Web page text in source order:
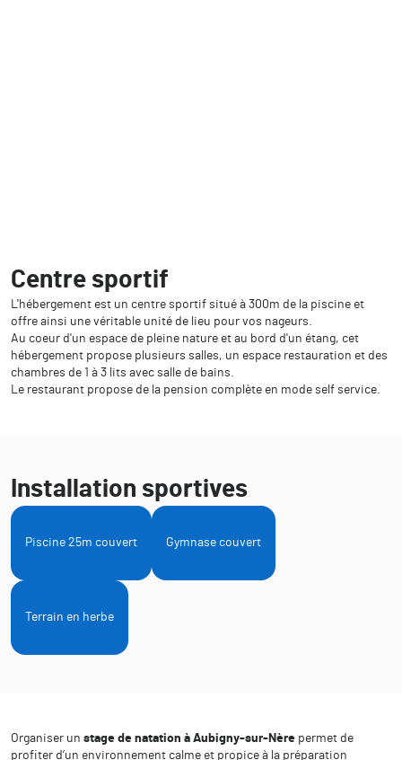
Centre sportif
L'hébergement est un centre sportif situé à 300m de la piscine et
offre ainsi une véritable unité de lieu pour vos nageurs.
Au coeur d'un espace de pleine nature et au bord d'un étang, cet
hébergement propose plusieurs salles, un espace restauration et des
chambres de 1 à 3 lits avec salle de bains.
Le restaurant propose de la pension complète en mode self service.
Installation sportives
Piscine 25m couvert Gymnase couvert
Terrain en herbe
Organiser un stage de natation à Aubigny-sur-Nère permet de
profiter d’un environnement calme et propice à la préparation